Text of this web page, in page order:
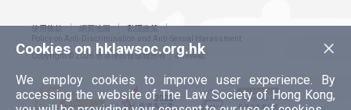
×
Cookies on hklawsoc.org.hk
We employ cookies to improve user experience. By
accessing the website of The Law Society of Hong Kong,
使用條款 網頁地圖
私隱政策
Policy on Anti-Discrimination and Anti-Sexual Harassment
Copyright © 2026 香港律師會版權所有，不得轉載